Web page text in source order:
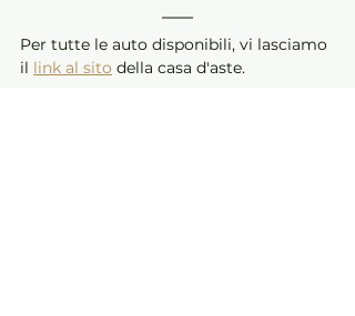
Per tutte le auto disponibili, vi lasciamo
il link al sito della casa d'aste.